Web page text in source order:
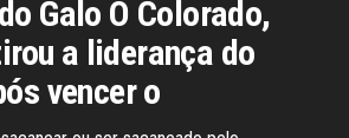
Galo O Colorado,
a liderança do
vencer o